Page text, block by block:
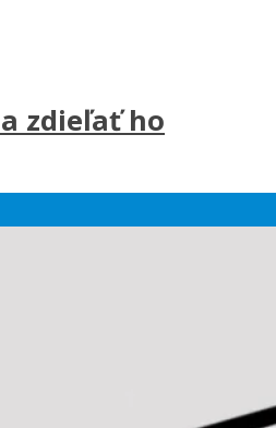
zdieľať ho